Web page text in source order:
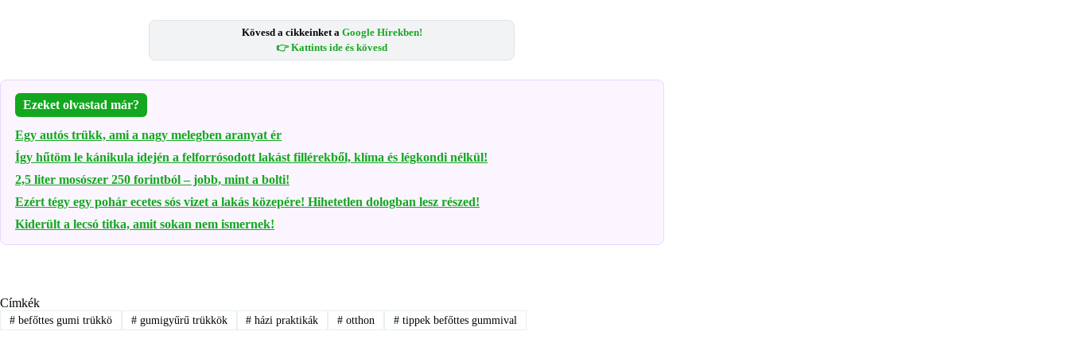
Kövesd a cikkeinket a Google Hírekben!
👉 Kattints ide és kövesd
Ezeket olvastad már?
Egy autós trükk, ami a nagy melegben aranyat ér
Így hűtöm le kánikula idején a felforrósodott lakást fillérekből, klíma és légkondi nélkül!
2,5 liter mosószer 250 forintból – jobb, mint a bolti!
Ezért tégy egy pohár ecetes sós vizet a lakás közepére! Hihetetlen dologban lesz részed!
Kiderült a lecsó titka, amit sokan nem ismernek!
Címkék
#befőttes gumi trükkö #gumigyűrű trükkök # házi praktikák # otthon # tippek befőttes gummival